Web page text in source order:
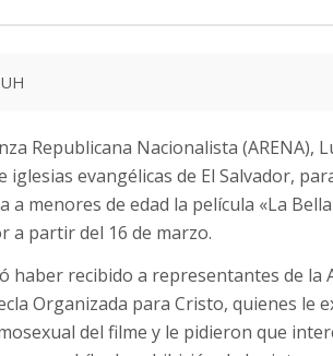
Republicana Nacionalista (ARENA),
iglesias evangélicas de El Salvador,
menores de edad la película «La
a partir del 16 de marzo.
haber recibido a representantes de la
Organizada para Cristo, quienes
del filme y le pidieron que